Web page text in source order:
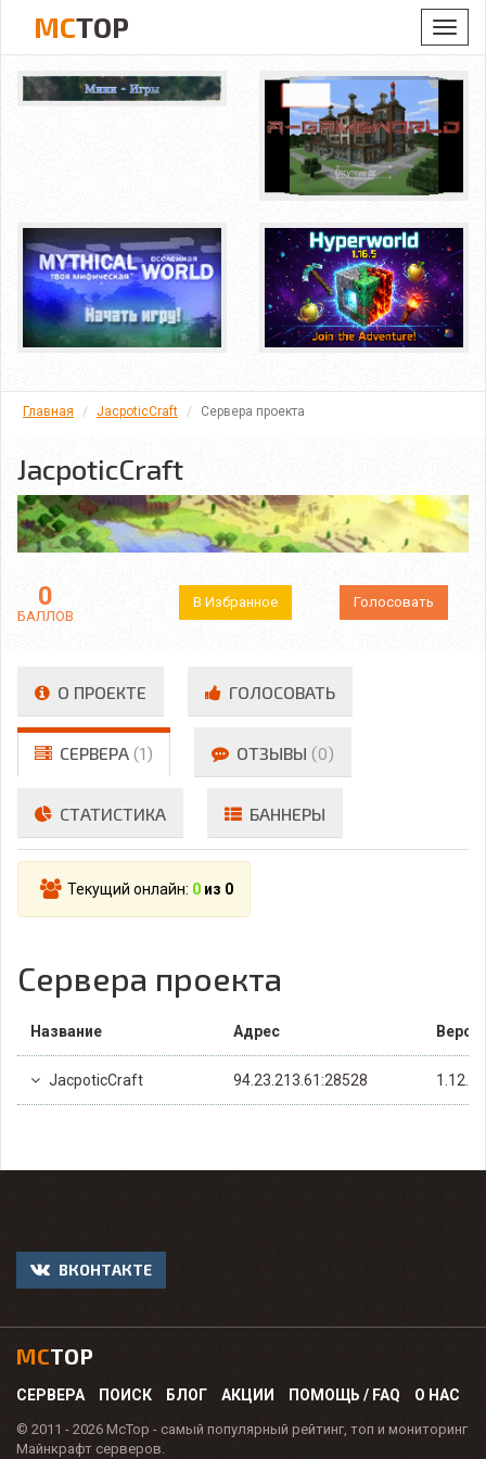
MCTOP
Главная JacpoticCraft Сервера проекта
JacpoticCraft
0
БАЛЛОВ
В Избранное Голосовать
О ПРОЕКТЕ ГОЛОСОВАТЬ
СЕРВЕРА (1) ОТЗЫВЫ (0)
СТАТИСТИКА БАННЕРЫ
Текущий онлайн: 0 из 0
Сервера проекта
Название Адрес
JacpoticCraft 94.23.213.61:28528 1.12.2
ВКОНТАКТЕ
MCTOP
СЕРВЕРА ПОИСК БЛОГ АКЦИИ ПОМОЩЬ / FAQ О НАС
© 2011 - 2026 McTop - самый популярный рейтинг, топ и мониторинг
Майнкрафт серверов.